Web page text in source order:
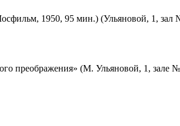
1950, 95 мин.) (Ульяновой, 1, зал
преображения» (М. Ульяновой, 1, зале